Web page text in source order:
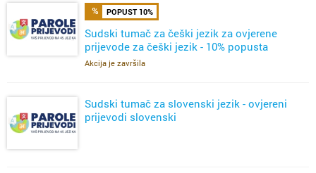
POPUST 10%
Sudski tumač za češki jezik za ovjerene
prijevode za češki jezik - 10% popusta
Akcija je završila
Sudski tumač za slovenski jezik - ovjereni
prijevodi slovenski